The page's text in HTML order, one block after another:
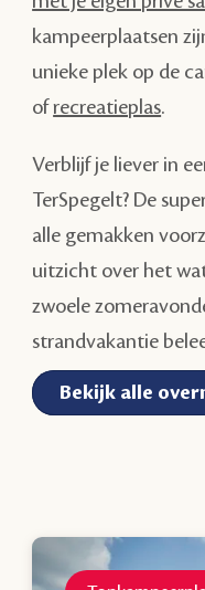
kampeerplaatsen
unieke plek op de
ofrecreatieplas.
Verblijf je liever in
TerSpegelt? De
alle gemakken
uitzicht over het
zwoele
strandvakantie
Bekijk alle